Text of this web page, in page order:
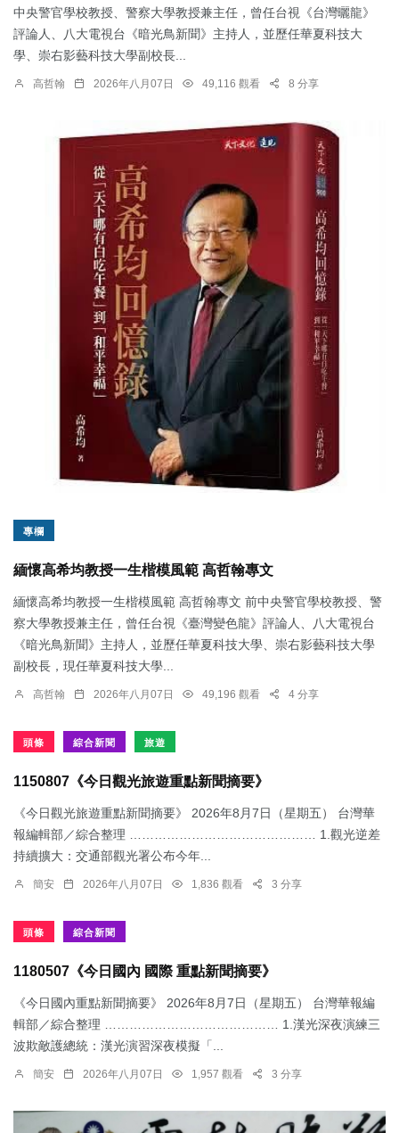
中央警官學校教授、警察大學教授兼主任，曾任台視《台灣曬龍》
評論人、八大電視台《暗光鳥新聞》主持人，並歷任華夏科技大
學、崇右影藝科技大學副校長...
高哲翰 2026年八月07日 49,116 觀看 8 分享
專欄
緬懷高希均教授一生楷模風範 高哲翰專文
緬懷高希均教授一生楷模風範 高哲翰專文 前中央警官學校教授、警
察大學教授兼主任，曾任台視《臺灣變色龍》評論人、八大電視台
《暗光鳥新聞》主持人，並歷任華夏科技大學、崇右影藝科技大學
副校長，現任華夏科技大學...
高哲翰 2026年八月07日 49,196 觀看 4 分享
頭條 綜合新聞 旅遊
1150807《今日觀光旅遊重點新聞摘要》
《今日觀光旅遊重點新聞摘要》 2026年8月7日（星期五） 台灣華
報編輯部／綜合整理 ……………………………………… 1.觀光逆差
持續擴大：交通部觀光署公布今年...
簡安 2026年八月07日 1,836 觀看 3 分享
頭條 綜合新聞
1180507《今日國內 國際 重點新聞摘要》
《今日國內重點新聞摘要》 2026年8月7日（星期五） 台灣華報編
輯部／綜合整理 …………………………………… 1.漢光深夜演練三
波欺敵護總統：​漢光演習深夜模擬「...
簡安 2026年八月07日 1,957 觀看 3 分享